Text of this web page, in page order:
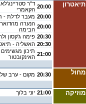
ד"ר
הקאמרי 20:00 תיאטרון
מעבר לדלת - 20:00
הנערה מהדואר
הבימה 20:00
פימה ג'קסון 20:30
האשליה - 20:30
תיכון
האינקובטור 21:00
מקום - ערב של 20:30 מחול
יוני בלוך 21:00 מוזיקה